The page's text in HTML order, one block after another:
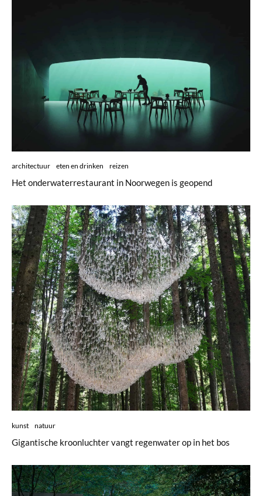
architectuur eten en drinken reizen
Het onderwaterrestaurant in Noorwegen is geopend
kunst natuur
Gigantische kroonluchter vangt regenwater op in het bos